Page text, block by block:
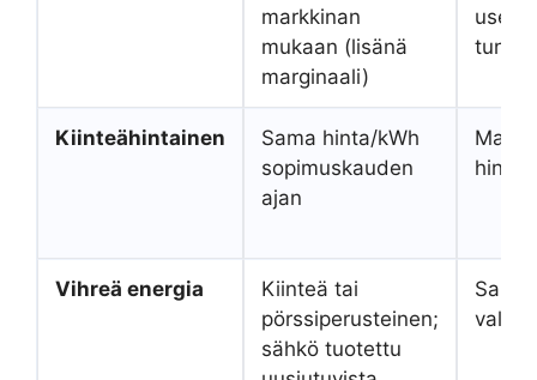
markkinan
mukaan (lisänä
marginaali)
Kiinteähintainen
Sama hinta/kWh
sopimuskauden
ajan
Vihreä energia
Kiinteä tai
pörssiperusteinen;
sähkö tuotettu
Sama